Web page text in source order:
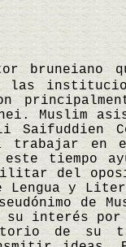
Muslim
Saifuddien
en
este
del
y
de
interés
de